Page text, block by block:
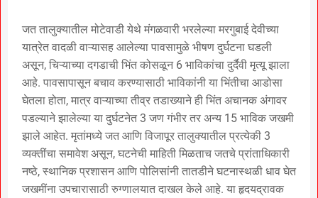
जत तालुक्यातील मोटेवाडी येथे मंगळवारी भरलेल्या मरगुबाई देवीच्या
यात्रेत वादळी वाऱ्यासह आलेल्या पावसामुळे भीषण दुर्घटना घडली
असून, चिऱ्याच्या दगडाची भिंत कोसळून 6 भाविकांचा दुर्दैवी मृत्यू झाला
आहे. पावसापासून बचाव करण्यासाठी भाविकांनी या भिंतीचा आडोसा
घेतला होता, मात्र वाऱ्याच्या तीव्र तडाख्याने ही भिंत अचानक अंगावर
पडल्याने झालेल्या या दुर्घटनेत 3 जण गंभीर तर अन्य 15 भाविक जखमी
झाले आहेत. मृतांमध्ये जत आणि विजापूर तालुक्यातील प्रत्येकी 3
व्यक्तींचा समावेश असून, घटनेची माहिती मिळताच जतचे प्रांताधिकारी
नष्ठे, स्थानिक प्रशासन आणि पोलिसांनी तातडीने घटनास्थळी धाव घेत
जखमींना उपचारासाठी रुग्णालयात दाखल केले आहे. या हृदयद्रावक